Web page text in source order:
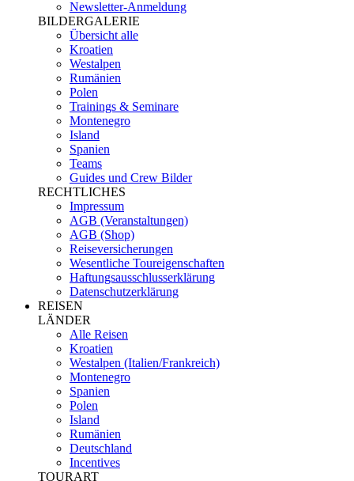
Newsletter-Anmeldung
BILDERGALERIE
Übersicht alle
Kroatien
Westalpen
Rumänien
Polen
Trainings & Seminare
Montenegro
Island
Spanien
Teams
Guides und Crew Bilder
RECHTLICHES
Impressum
AGB (Veranstaltungen)
AGB (Shop)
Reiseversicherungen
Wesentliche Toureigenschaften
Haftungsausschlusserklärung
Datenschutzerklärung
REISEN
LÄNDER
Alle Reisen
Kroatien
Westalpen (Italien/Frankreich)
Montenegro
Spanien
Polen
Island
Rumänien
Deutschland
Incentives
TOURART